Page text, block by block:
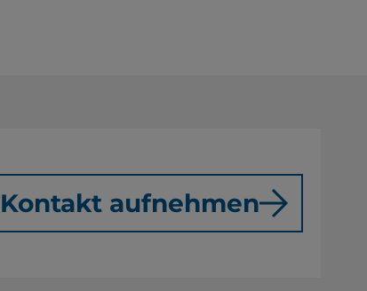
Kontakt aufnehmen